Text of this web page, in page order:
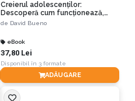
Creierul adolescenților:
Descoperă cum funcționează,
pentru a-i înțelege și a-i sprijini
de David Bueno
eBook
37,80 Lei
Disponibil în 3 formate
ADĂUGARE